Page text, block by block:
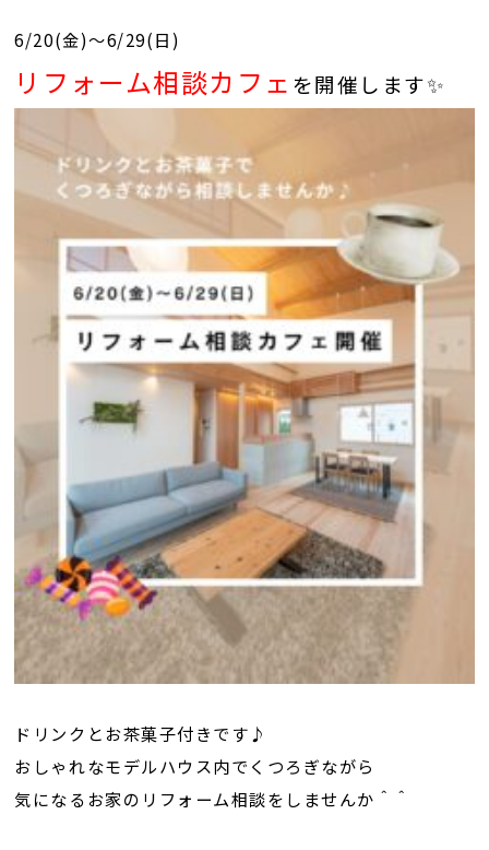
6/20(金)～6/29(日)
リフォーム相談カフェ を開催します✨
ドリンクとお茶菓子付きです♪
おしゃれなモデルハウス内でくつろぎながら
気になるお家のリフォーム相談をしませんか＾＾